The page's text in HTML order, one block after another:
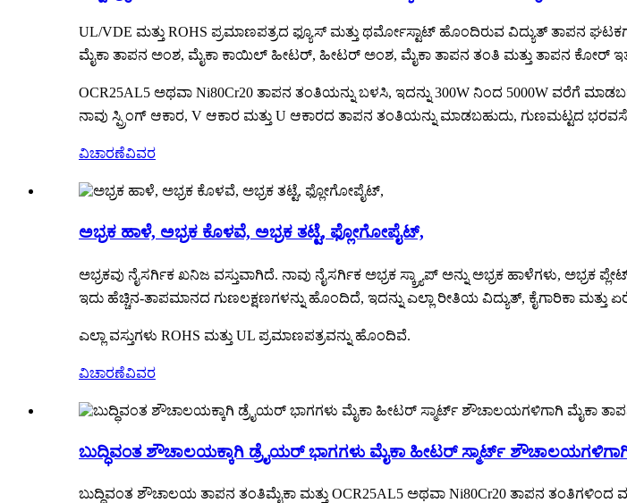
UL/VDE ಮತ್ತು ROHS ಪ್ರಮಾಣಪತ್ರದ ಫ್ಯೂಸ್ ಮತ್ತು ಥರ್ಮೋಸ್ಟಾಟ್ ಹೊಂದಿರುವ ವಿದ್ಯುತ್ ತಾಪನ
ಮೈಕಾ ತಾಪನ ಅಂಶ, ಮೈಕಾ ಕಾಯಿಲ್ ಹೀಟರ್, ಹೀಟರ್ ಅಂಶ, ಮೈಕಾ ತಾಪನ ತಂತಿ ಮತ್ತು ತಾಪನ ಕೋರ್
OCR25AL5 ಅಥವಾ Ni80Cr20 ತಾಪನ ತಂತಿಯನ್ನು ಬಳಸಿ, ಇದನ್ನು 300W ನಿಂದ 5000W ವರೆಗೆ
ನಾವು ಸ್ಪ್ರಿಂಗ್ ಆಕಾರ, V ಆಕಾರ ಮತ್ತು U ಆಕಾರದ ತಾಪನ ತಂತಿಯನ್ನು ಮಾಡಬಹುದು, ಗುಣಮಟ್ಟದ ಭರವಸೆ
ವಿಚಾರಣೆವಿವರ
ಅಭ್ರಕ ಹಾಳೆ, ಅಭ್ರಕ ಕೊಳವೆ, ಅಭ್ರಕ ತಟ್ಟೆ, ಫ್ಲೋಗೋಪೈಟ್,
ಅಭ್ರಕವು ನೈಸರ್ಗಿಕ ಖನಿಜ ವಸ್ತುವಾಗಿದೆ. ನಾವು ನೈಸರ್ಗಿಕ ಅಭ್ರಕ ಸ್ಕ್ರ್ಯಾಪ್ ಅನ್ನು ಅಭ್ರಕ ಹಾಳೆಗಳು,
ಇದು ಹೆಚ್ಚಿನ-ತಾಪಮಾನದ ಗುಣಲಕ್ಷಣಗಳನ್ನು ಹೊಂದಿದೆ, ಇದನ್ನು ಎಲ್ಲಾ ರೀತಿಯ ವಿದ್ಯುತ್, ಕೈಗಾರಿಕಾ ಮತ್ತು
ಎಲ್ಲಾ ವಸ್ತುಗಳು ROHS ಮತ್ತು UL ಪ್ರಮಾಣಪತ್ರವನ್ನು ಹೊಂದಿವೆ.
ವಿಚಾರಣೆವಿವರ
ಬುದ್ಧಿವಂತ ಶೌಚಾಲಯಕ್ಕಾಗಿ ಡ್ರೈಯರ್ ಭಾಗಗಳು ಮೈಕಾ ಹೀಟರ್ ಸ್ಮಾರ್ಟ್
ಬುದ್ಧಿವಂತ ಶೌಚಾಲಯ ತಾಪನ ತಂತಿಮೈಕಾ ಮತ್ತು OCR25AL5 ಅಥವಾ Ni80Cr20 ತಾಪನ ತಂತಿಗಳಿಂದ